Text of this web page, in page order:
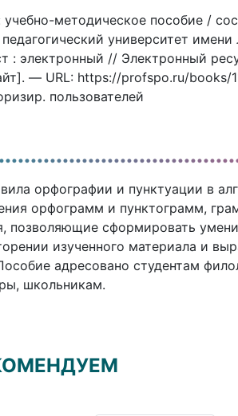
методическое пособие /
университет
: электронный // Электронный
— URL: https://profspo.ru/books/
пользователей
орфографии и пунктуации в
орфограмм и пунктограмм,
позволяющие сформировать
изученного материала и
адресовано студентам
школьникам.